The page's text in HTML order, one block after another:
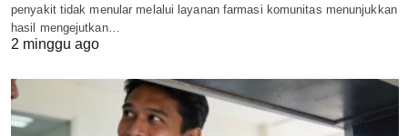
penyakit tidak menular melalui layanan farmasi komunitas menunjukkan
hasil mengejutkan…
2 minggu ago